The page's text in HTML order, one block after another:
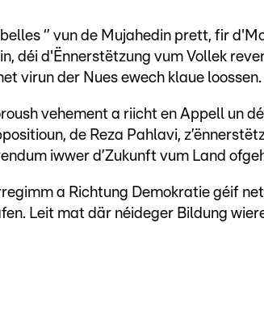
‘’ vun de Mujahedin prett, fir
déi d'Ënnerstëtzung vum Vollek
virun der Nues ewech klaue loossen.
vehement a riicht en Appell un
de Reza Pahlavi,
iwwer d’Zukunft vum Land
a Richtung Demokratie géif
Leit mat där néideger Bildung